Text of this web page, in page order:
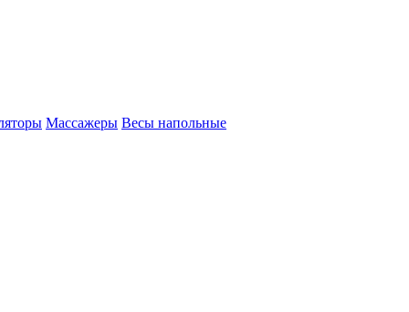
Массажеры Весы напольные